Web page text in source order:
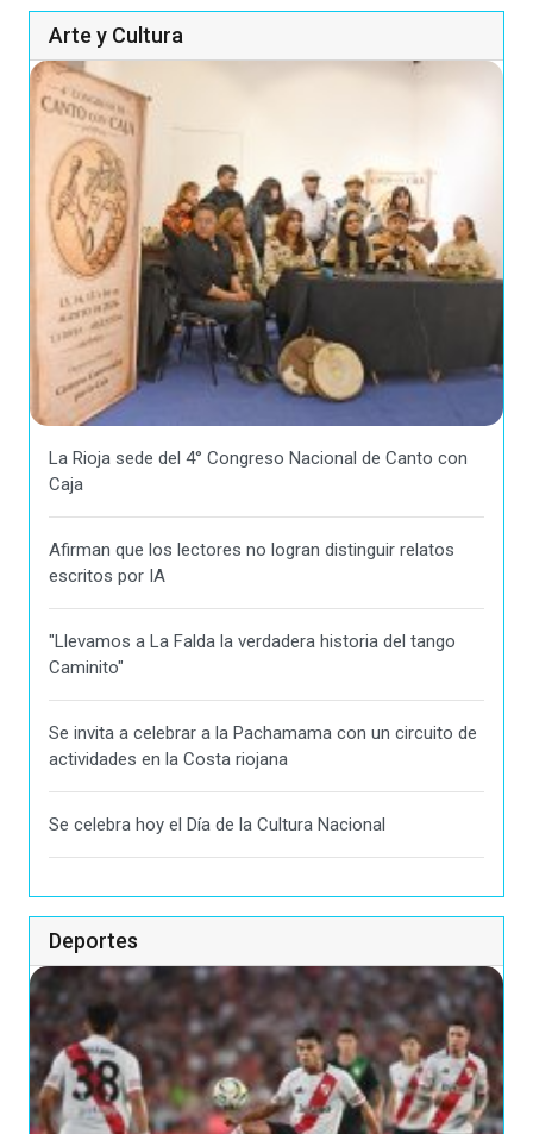
Arte y Cultura
La Rioja sede del 4° Congreso Nacional de Canto con
Caja
Afirman que los lectores no logran distinguir relatos
escritos por IA
"Llevamos a La Falda la verdadera historia del tango
Caminito"
Se invita a celebrar a la Pachamama con un circuito de
actividades en la Costa riojana
Se celebra hoy el Día de la Cultura Nacional
Deportes